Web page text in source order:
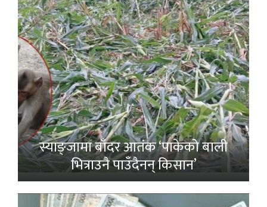
स्याङ्जामा बाँदर आतंक ‘पाकेको बाली
भित्राउनै पाउँदैनन् किसान’